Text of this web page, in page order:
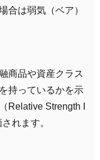
合は弱気（ベア）
商品や資産クラス
持っているかを示
Relative Strength I
れます。